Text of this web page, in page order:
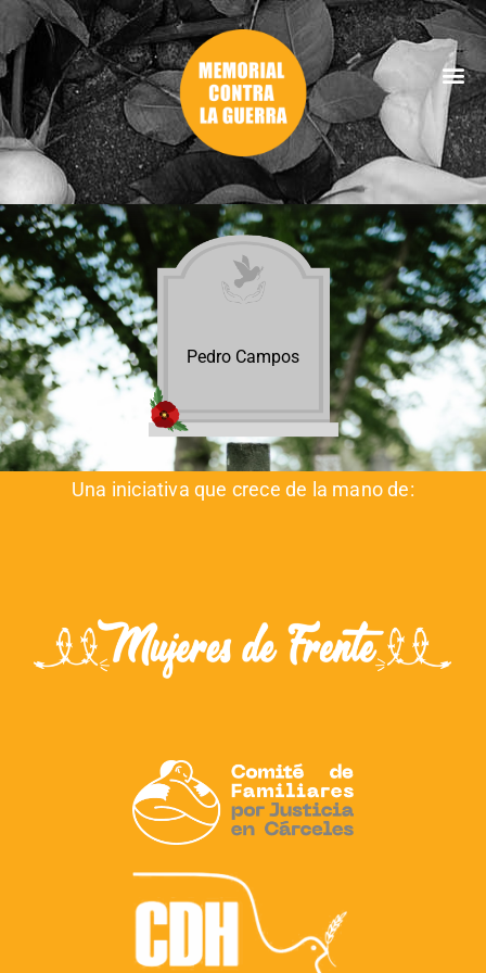
Pedro Campos
Una iniciativa que crece de la mano de: